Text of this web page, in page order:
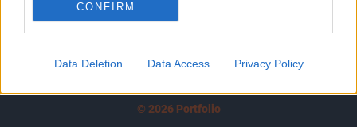
CONFIRM
Data Deletion Data Access Privacy Policy
© 2026 Portfolio